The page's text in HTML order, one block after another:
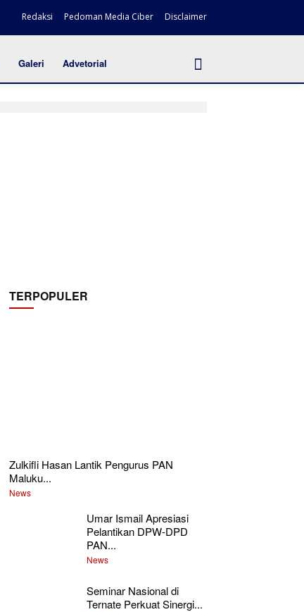
Redaksi Pedoman Media Ciber Disclaimer
Galeri Advetorial
TERPOPULER
Zulkifli Hasan Lantik Pengurus PAN
Maluku...
News
Umar Ismail Apresiasi
Pelantikan DPW-DPD
PAN...
News
Seminar Nasional di
Ternate Perkuat Sinergi...